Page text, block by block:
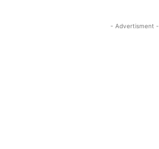
- Advertisment -